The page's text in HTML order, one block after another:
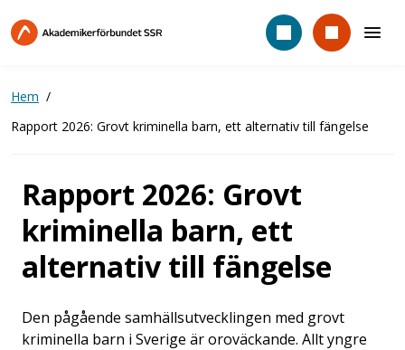
till
Hem
Rapport 2026: Grovt kriminella barn, ett alternativ till fängelse
Rapport 2026: Grovt
kriminella barn, ett
alternativ till fängelse
Den pågående samhällsutvecklingen med grovt
kriminella barn i Sverige är oroväckande. Allt yngre